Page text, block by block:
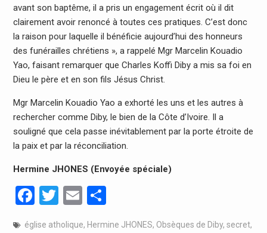
avant son baptême, il a pris un engagement écrit où il dit
clairement avoir renoncé à toutes ces pratiques. C’est donc
la raison pour laquelle il bénéficie aujourd’hui des honneurs
des funérailles chrétiens », a rappelé Mgr Marcelin Kouadio
Yao, faisant remarquer que Charles Koffi Diby a mis sa foi en
Dieu le père et en son fils Jésus Christ.
Mgr Marcelin Kouadio Yao a exhorté les uns et les autres à
rechercher comme Diby, le bien de la Côte d’Ivoire. Il a
souligné que cela passe inévitablement par la porte étroite de
la paix et par la réconciliation.
Hermine JHONES (Envoyée spéciale)
Facebook
Twitter
EmailPartager
église atholique, Hermine JHONES, Obsèques de Diby, secret,